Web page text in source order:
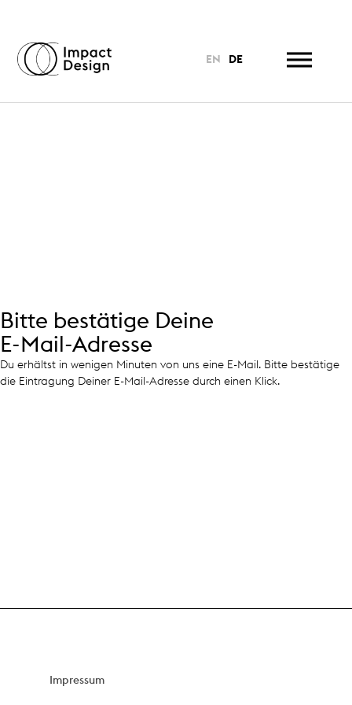
EN DE
Bitte bestätige Deine
E-Mail-Adresse
Du erhältst in wenigen Minuten von uns eine E-Mail. Bitte bestätige
die Eintragung Deiner E-Mail-Adresse durch einen Klick.
Impressum